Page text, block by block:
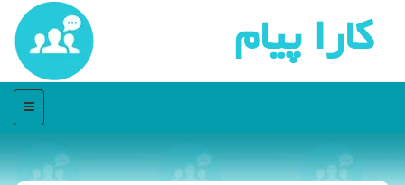
كارا پیام
منو